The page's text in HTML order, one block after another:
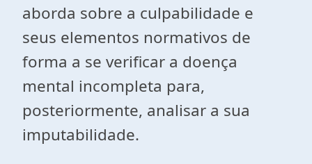
aborda sobre a culpabilidade e
seus elementos normativos de
forma a se verificar a doença
mental incompleta para,
posteriormente, analisar a sua
imputabilidade.